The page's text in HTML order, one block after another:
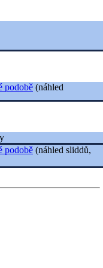
podobě (náhled
podobě (náhled sliddů,